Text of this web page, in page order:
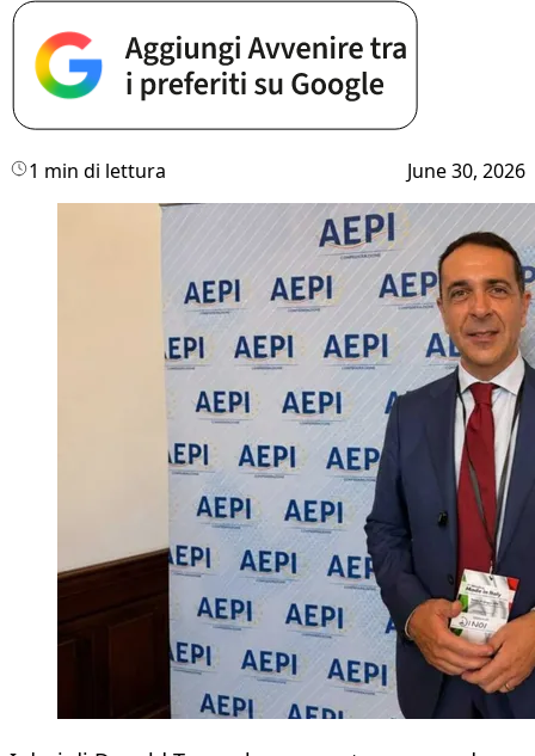
1 min di lettura June 30, 2026